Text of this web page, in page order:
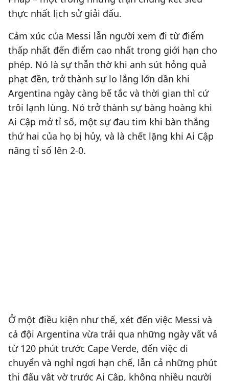
thực nhất lịch sử giải đấu.
Cảm xúc của Messi lẫn người xem đi từ điểm
thấp nhất đến điểm cao nhất trong giới hạn cho
phép. Nó là sự thẫn thờ khi anh sút hỏng quả
phạt đền, trở thành sự lo lắng lớn dần khi
Argentina ngày càng bế tắc và thời gian thì cứ
trôi lạnh lùng. Nó trở thành sự bàng hoàng khi
Ai Cập mở tỉ số, một sự đau tim khi bàn thắng
thứ hai của họ bị hủy, và là chết lặng khi Ai Cập
nâng tỉ số lên 2-0.
Ở một điều kiện như thế, xét đến việc Messi và
cả đội Argentina vừa trải qua những ngày vất vả
từ 120 phút trước Cape Verde, đến việc di
chuyển và nghỉ ngơi hạn chế, lẫn cả những phút
thi đấu vật vờ trước Ai Cập, không nhiều người